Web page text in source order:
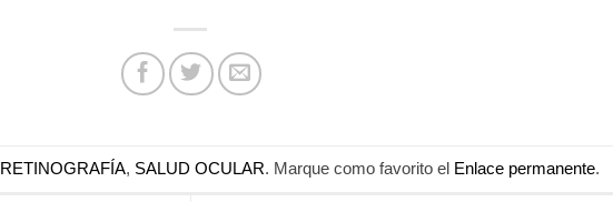
RETINOGRAFÍA, SALUD OCULAR. Marque como favorito el Enlace permanente.